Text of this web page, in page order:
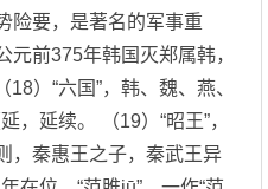
险要，是著名的军事重
元前375年韩国灭郑属韩，
）“六国”，韩、魏、燕、
，延续。 （19）“昭王”，
，秦惠王之子，秦武王异